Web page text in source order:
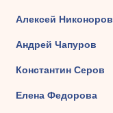
Алексей Никоноров
Андрей Чапуров
Константин Серов
Елена Федорова